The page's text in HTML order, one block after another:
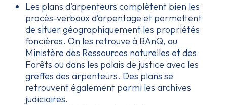
Les plans d’arpenteurs complètent bien les
procès-verbaux d’arpentage et permettent
de situer géographiquement les propriétés
foncières. On les retrouve à BAnQ, au
Ministère des Ressources naturelles et des
Forêts ou dans les palais de justice avec les
greffes des arpenteurs. Des plans se
retrouvent également parmi les archives
judiciaires.